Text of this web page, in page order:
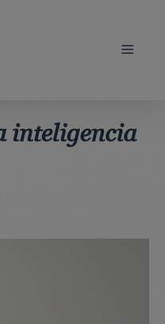
Menú
inteligencia